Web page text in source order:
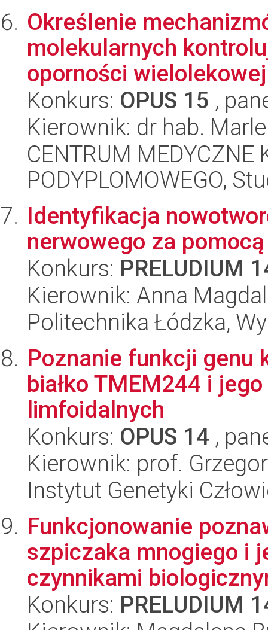
Określenie
molekularnych
oporności
Konkurs: OPUS 15 ,
Kierownik: dr hab.
CENTRUM MEDYCZNE
PODYPLOMOWEGO,
Identyfikacja
nerwowego za
Konkurs: PRELUDIUM
Kierownik: Anna
Politechnika Łódzka,
Poznanie funkcji genu
białko TMEM244 i
limfoidalnych
Konkurs: OPUS 14 ,
Kierownik: prof.
Instytut Genetyki
Funkcjonowanie
szpiczaka mnogiego i
czynnikami
Konkurs: PRELUDIUM